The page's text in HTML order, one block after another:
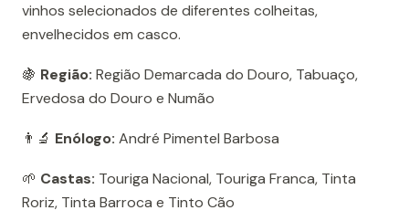
vinhos selecionados de diferentes colheitas,
envelhecidos em casco.
🍇 Região: Região Demarcada do Douro, Tabuaço,
Ervedosa do Douro e Numão
👨‍🔬 Enólogo: André Pimentel Barbosa
🌱 Castas: Touriga Nacional, Touriga Franca, Tinta
Roriz, Tinta Barroca e Tinto Cão